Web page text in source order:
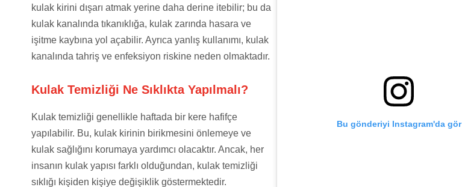
kulak kirini dışarı atmak yerine daha derine itebilir; bu da
kulak kanalında tıkanıklığa, kulak zarında hasara ve
işitme kaybına yol açabilir. Ayrıca yanlış kullanımı, kulak
kanalında tahriş ve enfeksiyon riskine neden olmaktadır.
Kulak Temizliği Ne Sıklıkta Yapılmalı?
Kulak temizliği genellikle haftada bir kere hafifçe
yapılabilir. Bu, kulak kirinin birikmesini önlemeye ve
kulak sağlığını korumaya yardımcı olacaktır. Ancak, her
insanın kulak yapısı farklı olduğundan, kulak temizliği
sıklığı kişiden kişiye değişiklik göstermektedir.
Bu gönderiyi Instagram'da gör